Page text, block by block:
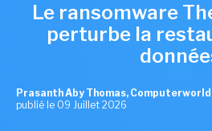
Le ransomware
perturbe la
Prasanth Aby Thomas,
publié le 09 Juillet 2026